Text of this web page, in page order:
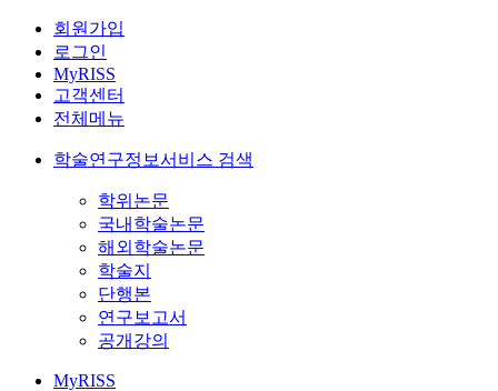
회원가입
로그인
MyRISS
고객센터
전체메뉴
학술연구정보서비스 검색
학위논문
국내학술논문
해외학술논문
학술지
단행본
연구보고서
공개강의
MyRISS